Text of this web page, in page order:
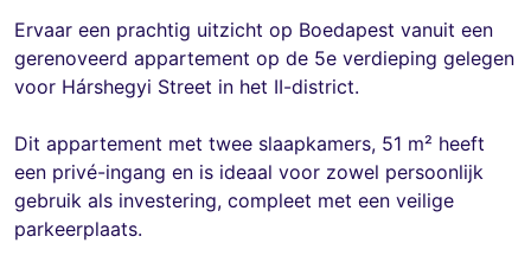
Ervaar een prachtig uitzicht op Boedapest vanuit een
gerenoveerd appartement op de 5e verdieping gelegen
voor Hárshegyi Street in het II-district.
Dit appartement met twee slaapkamers, 51 m² heeft
een privé-ingang en is ideaal voor zowel persoonlijk
gebruik als investering, compleet met een veilige
parkeerplaats.